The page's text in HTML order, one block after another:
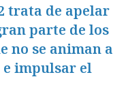
trata de apelar
parte de los
no se animan a
impulsar el